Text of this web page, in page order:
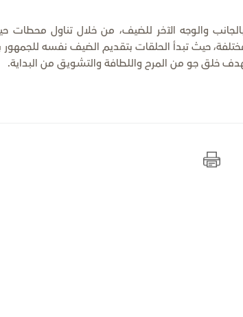
والوجه الآخر للضيف، من خلال تناول محطات
حيث تبدأ الحلقات بتقديم الضيف نفسه للجمهور
خلق جو من المرح واللطافة والتشويق من البداية.